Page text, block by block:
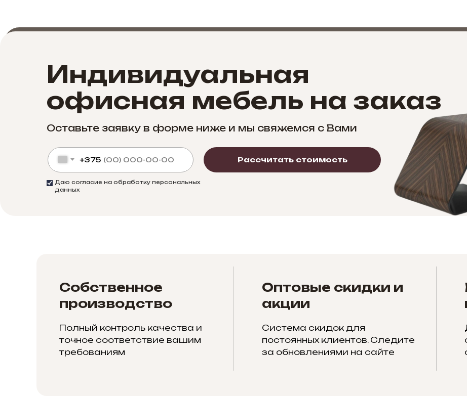
Оставьте заявку в форме ниже и мы свяжемся с Вами
Даю согласие на обработку персональных
данных
+375 Рассчитать стоимость
Индивидуальная
офисная мебель на заказ
Собственное
производство
Полный контроль качества и
точное соответствие вашим
требованиям
Оптовые скидки и
акции
Система скидок для
постоянных клиентов. Следите
за обновлениями на сайте